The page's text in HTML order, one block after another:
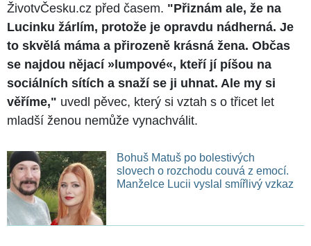
ŽivotvČesku.cz před časem. "Přiznám ale, že na
Lucinku žárlím, protože je opravdu nádherná. Je
to skvělá máma a přirozeně krásná žena. Občas
se najdou nějací »lumpové«, kteří jí píšou na
sociálních sítích a snaží se ji uhnat. Ale my si
věříme," uvedl pěvec, který si vztah s o třicet let
mladší ženou nemůže vynachválit.
Bohuš Matuš po bolestivých
slovech o rozchodu couvá z emocí.
Manželce Lucii vyslal smířlivý vzkaz